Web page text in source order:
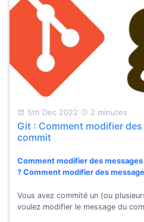
5th Dec 2022 2 minutes
Git : Comment modifier
commit
Comment modifier des
? Comment modifier des
Vous avez commité un (ou
voulez modifier le message du